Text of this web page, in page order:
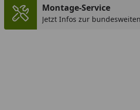
Montage-Service
Jetzt Infos zur